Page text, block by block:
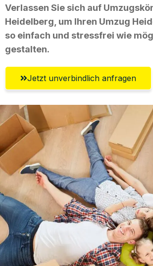
Verlassen Sie sich auf
Heidelberg, um Ihren Umzug
so einfach und stressfrei wie
gestalten.
Jetzt unverbindlich anfragen